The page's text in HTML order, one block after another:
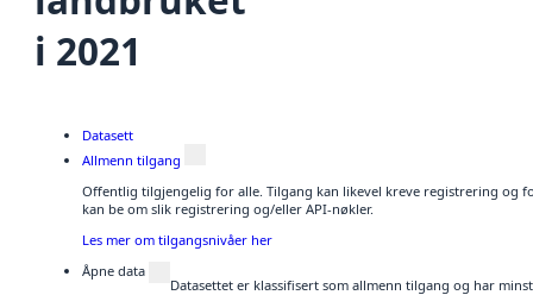
i 2021
Datasett
Allmenn tilgang
Offentlig tilgjengelig for alle. Tilgang kan likevel kreve registrering og
kan be om slik registrering og/eller API-nøkler.
Les mer om tilgangsnivåer her
Åpne data
Datasettet er klassifisert som allmenn tilgang og har